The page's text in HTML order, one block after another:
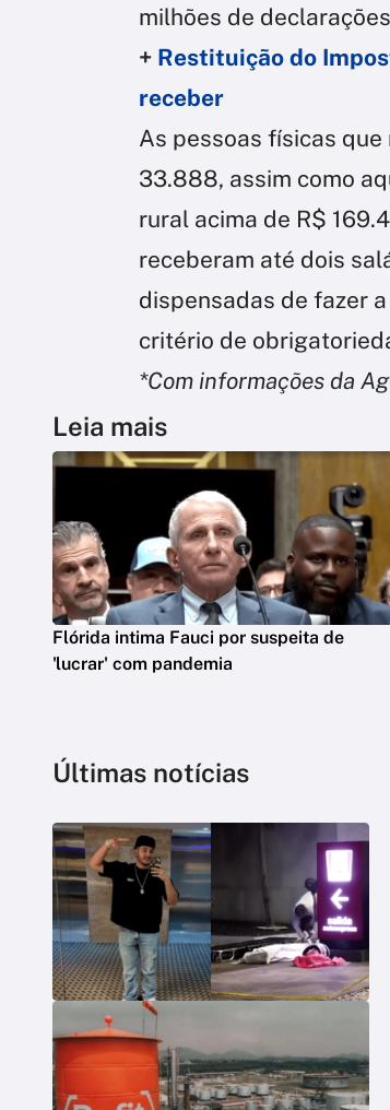
milhões de
+ Restituição do
receber
As pessoas físicas
33.888, assim como
rural acima de R$
receberam até dois
dispensadas de fazer
critério de
*Com informações da
Leia mais
Flórida intima Fauci por suspeita de
'lucrar' com pandemia
Últimas notícias